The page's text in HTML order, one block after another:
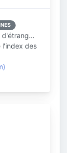
d'étrang…
l'index des